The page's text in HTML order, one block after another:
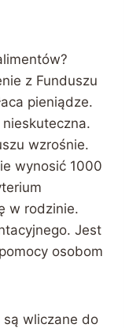
z Funduszu
pieniądze.
wzrośnie.
wynosić 1000
w rodzinie.
Jest
osobom
są wliczane do